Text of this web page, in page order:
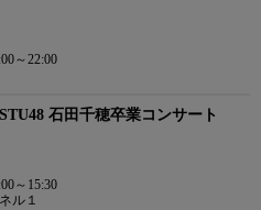
～22:00
石田千穂卒業コンサート
～15:30
ル１